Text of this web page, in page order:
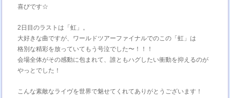
喜びです☆
2日目のラストは「虹」。
大好きな曲ですが、ワールドツアーファイナルでのこの「虹」は
格別な精彩を放っていてもう号泣でした〜！！！
会場全体がその感動に包まれて、誰ともハグしたい衝動を抑えるのが
やっとでした！
こんな素敵なライヴを世界で魅せてくれてありがとうございます！